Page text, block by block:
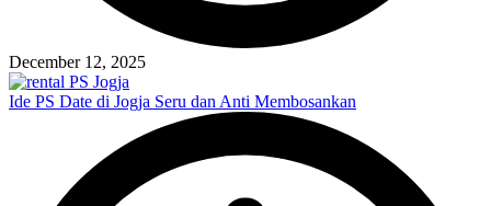
December 12, 2025
Ide PS Date di Jogja Seru dan Anti Membosankan